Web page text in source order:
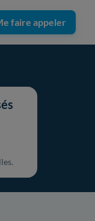
faire appeler